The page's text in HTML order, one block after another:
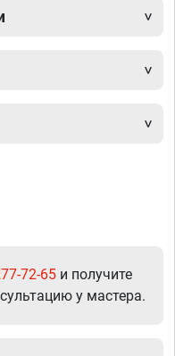
72-65 и получите
у мастера.